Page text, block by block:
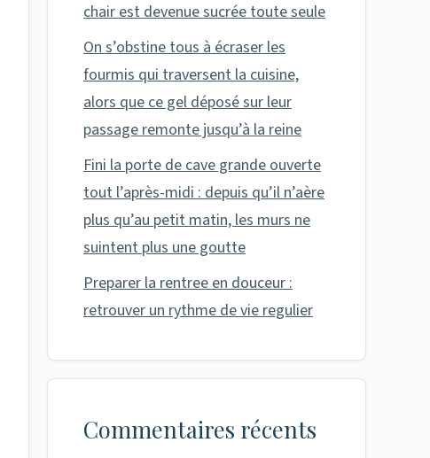
chair est devenue sucrée toute seule
On s’obstine tous à écraser les
fourmis qui traversent la cuisine,
alors que ce gel déposé sur leur
passage remonte jusqu’à la reine
Fini la porte de cave grande ouverte
tout l’après-midi : depuis qu’il n’aère
plus qu’au petit matin, les murs ne
suintent plus une goutte
Preparer la rentree en douceur :
retrouver un rythme de vie regulier
Commentaires récents